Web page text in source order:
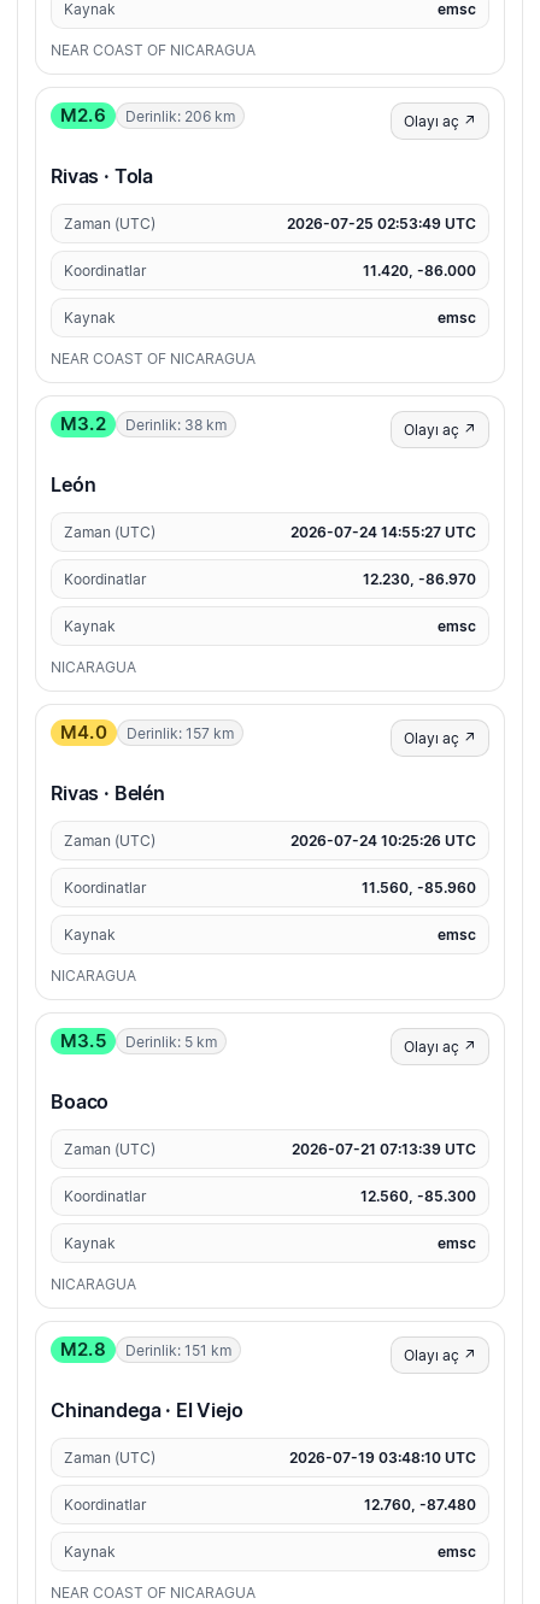
Kaynak emsc
NEAR COAST OF NICARAGUA
M2.6 Derinlik: 206 km Olayı aç ↗
Rivas · Tola
Zaman (UTC) 2026-07-25 02:53:49 UTC
Koordinatlar 11.420, -86.000
Kaynak emsc
NEAR COAST OF NICARAGUA
M3.2 Derinlik: 38 km Olayı aç ↗
León
Zaman (UTC) 2026-07-24 14:55:27 UTC
Koordinatlar 12.230, -86.970
Kaynak emsc
NICARAGUA
M4.0 Derinlik: 157 km Olayı aç ↗
Rivas · Belén
Zaman (UTC) 2026-07-24 10:25:26 UTC
Koordinatlar 11.560, -85.960
Kaynak emsc
NICARAGUA
M3.5 Derinlik: 5 km Olayı aç ↗
Boaco
Zaman (UTC) 2026-07-21 07:13:39 UTC
Koordinatlar 12.560, -85.300
Kaynak emsc
NICARAGUA
M2.8 Derinlik: 151 km Olayı aç ↗
Chinandega · El Viejo
Zaman (UTC) 2026-07-19 03:48:10 UTC
Koordinatlar 12.760, -87.480
Kaynak emsc
NEAR COAST OF NICARAGUA